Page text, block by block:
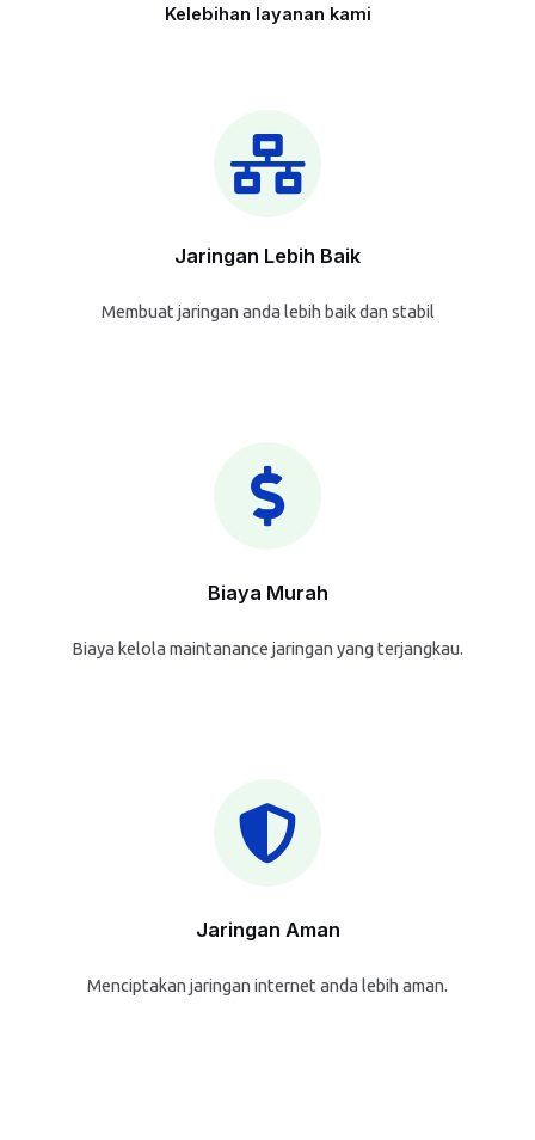
Kelebihan layanan kami
Jaringan Lebih Baik
Membuat jaringan anda lebih baik dan stabil
Biaya Murah
Biaya kelola maintanance jaringan yang terjangkau.
Jaringan Aman
Menciptakan jaringan internet anda lebih aman.